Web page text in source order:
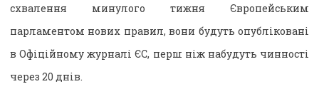
схвалення минулого тижня Європейським
парламентом нових правил, вони будуть опубліковані
в Офіційному журналі ЄС, перш ніж набудуть чинності
через 20 днів.